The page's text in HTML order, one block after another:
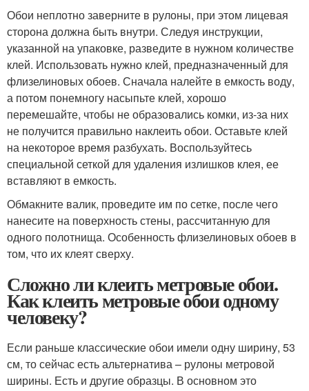
Обои неплотно заверните в рулоны, при этом лицевая
сторона должна быть внутри. Следуя инструкции,
указанной на упаковке, разведите в нужном количестве
клей. Использовать нужно клей, предназначенный для
флизелиновых обоев. Сначала налейте в емкость воду,
а потом понемногу насыпьте клей, хорошо
перемешайте, чтобы не образовались комки, из-за них
не получится правильно наклеить обои. Оставьте клей
на некоторое время разбухать. Воспользуйтесь
специальной сеткой для удаления излишков клея, ее
вставляют в емкость.
Обмакните валик, проведите им по сетке, после чего
нанесите на поверхность стены, рассчитанную для
одного полотнища. Особенность флизелиновых обоев в
том, что их клеят сверху.
Сложно ли клеить метровые обои.
Как клеить метровые обои одному
человеку?
Если раньше классические обои имели одну ширину, 53
см, то сейчас есть альтернатива – рулоны метровой
ширины. Есть и другие образцы. В основном это